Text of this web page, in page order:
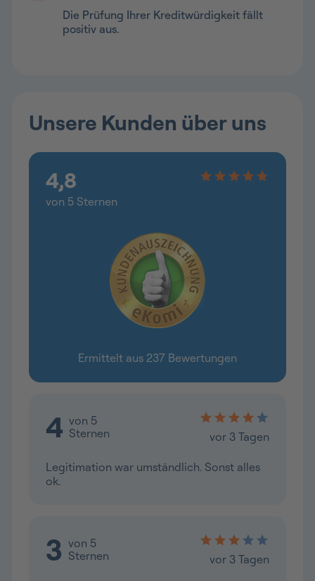
Die Prüfung Ihrer Kreditwürdigkeit fällt
positiv aus.
Unsere Kunden über uns